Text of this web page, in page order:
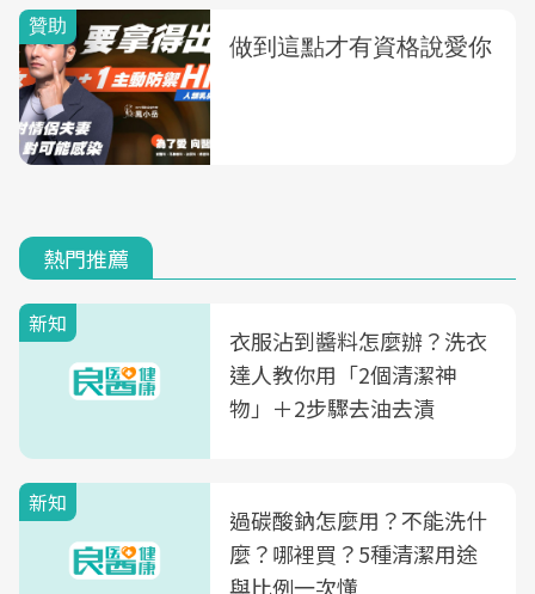
熱門推薦
新知
衣服沾到醬料怎麼辦？洗衣
達人教你用「2個清潔神
物」＋2步驟去油去漬
新知
過碳酸鈉怎麼用？不能洗什
麼？哪裡買？5種清潔用途
與比例一次懂